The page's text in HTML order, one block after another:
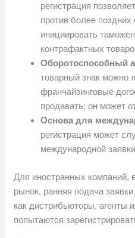
регистрация
против более
инициировать
контрафактных
Оборотоспособный
товарный знак можно
франчайзинговые
продавать; он может
Основа для
регистрация может
международной
Для иностранных компаний,
рынок, ранняя подача
как дистрибьюторы, агенты
попытаются